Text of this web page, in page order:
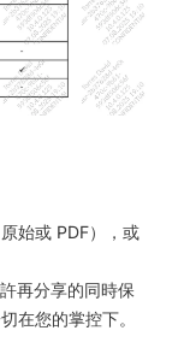
始或 PDF），或
再分享的同時保
在您的掌控下。